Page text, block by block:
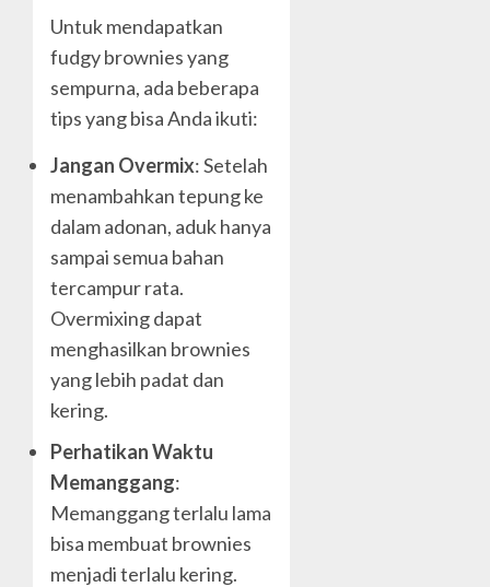
Untuk mendapatkan
fudgy brownies yang
sempurna, ada beberapa
tips yang bisa Anda ikuti:
Jangan Overmix: Setelah
menambahkan tepung ke
dalam adonan, aduk hanya
sampai semua bahan
tercampur rata.
Overmixing dapat
menghasilkan brownies
yang lebih padat dan
kering.
Perhatikan Waktu
Memanggang:
Memanggang terlalu lama
bisa membuat brownies
menjadi terlalu kering.